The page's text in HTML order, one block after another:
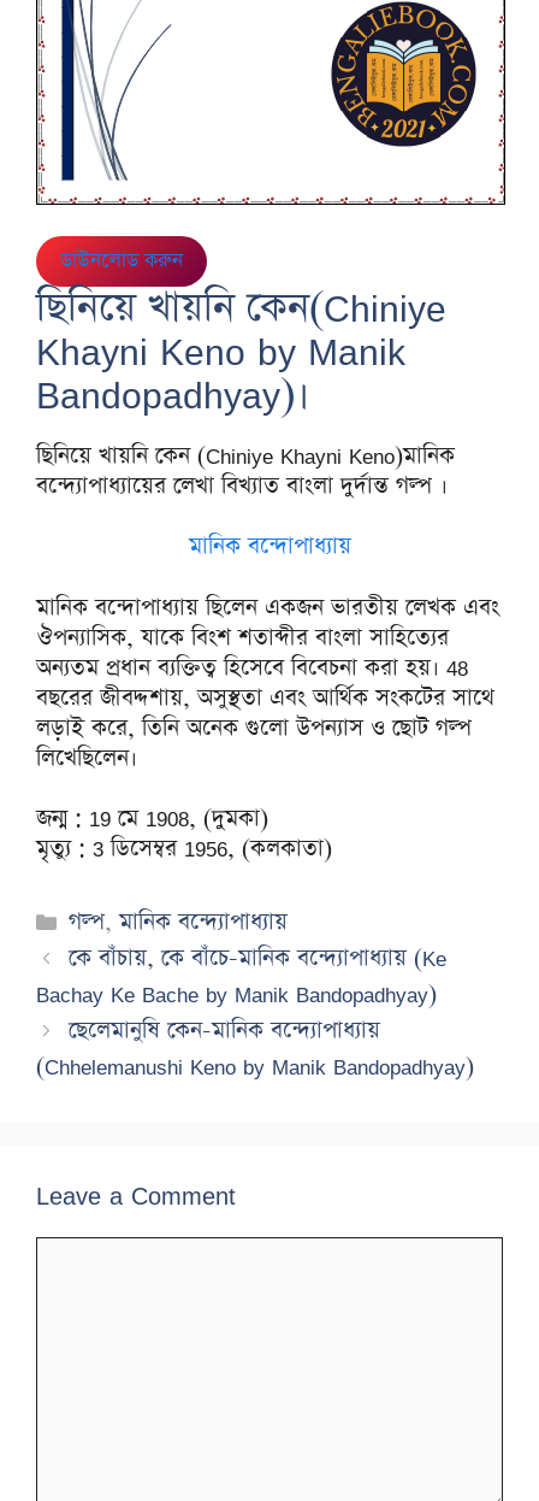
ডাউনলোড করুন
ছিনিয়ে খায়নি কেন(Chiniye
Khayni Keno by Manik
Bandopadhyay)।
ছিনিয়ে খায়নি কেন (Chiniye Khayni Keno)মানিক
বন্দ্যোপাধ্যায়ের লেখা বিখ্যাত বাংলা দুর্দান্ত গল্প ।
মানিক বন্দোপাধ্যায়
মানিক বন্দোপাধ্যায় ছিলেন একজন ভারতীয় লেখক এবং
ঔপন্যাসিক, যাকে বিংশ শতাব্দীর বাংলা সাহিত্যের
অন্যতম প্রধান ব্যক্তিত্ব হিসেবে বিবেচনা করা হয়। 48
বছরের জীবদ্দশায়, অসুস্থতা এবং আর্থিক সংকটের সাথে
লড়াই করে, তিনি অনেক গুলো উপন্যাস ও ছোট গল্প
লিখেছিলেন।
জন্ম : 19 মে 1908, (দুমকা)
মৃত্যু : 3 ডিসেম্বর 1956, (কলকাতা)
Categories
গল্প,মানিক বন্দ্যোপাধ্যায়
কে বাঁচায়, কে বাঁচে-মানিক বন্দ্যোপাধ্যায় (Ke
Bachay Ke Bache by Manik Bandopadhyay)
ছেলেমানুষি কেন-মানিক বন্দ্যোপাধ্যায়
(Chhelemanushi Keno by Manik Bandopadhyay)
Leave a Comment